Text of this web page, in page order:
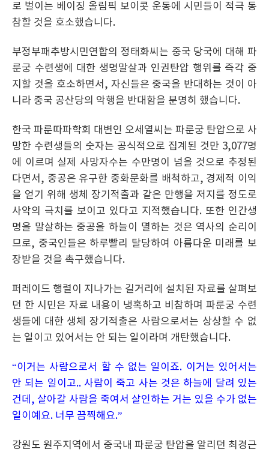
로 벌이는 베이징 올림픽 보이콧 운동에 시민들이 적극 동
참할 것을 호소했습니다.
부정부패추방시민연합의 정태화씨는 중국 당국에 대해 파
룬궁 수련생에 대한 생명말살과 인권탄압 행위를 즉각 중
지할 것을 호소하면서, 자신들은 중국을 반대하는 것이 아
니라 중국 공산당의 악행을 반대함을 분명히 했습니다.
한국 파룬따파학회 대변인 오세열씨는 파룬궁 탄압으로 사
망한 수련생들의 숫자는 공식적으로 집계된 것만 3,077명
에 이르며 실제 사망자수는 수만명이 넘을 것으로 추정된
다면서, 중공은 유구한 중화문화를 배척하고, 경제적 이익
을 얻기 위해 생체 장기적출과 같은 만행을 저지를 정도로
사악의 극치를 보이고 있다고 지적했습니다. 또한 인간생
명을 말살하는 중공을 하늘이 멸하는 것은 역사의 순리이
므로, 중국인들은 하루빨리 탈당하여 아름다운 미래를 보
장받을 것을 촉구했습니다.
퍼레이드 행렬이 지나가는 길거리에 설치된 자료를 살펴보
던 한 시민은 자료 내용이 냉혹하고 비참하며 파룬궁 수련
생들에 대한 생체 장기적출은 사람으로서는 상상할 수 없
는 일이고 있어서는 안 되는 일이라며 개탄했습니다.
“이거는 사람으로서 할 수 없는 일이죠. 이거는 있어서는
안 되는 일이고.. 사람이 죽고 사는 것은 하늘에 달려 있는
건데, 살아갈 사람을 죽여서 살인하는 거는 있을 수가 없는
일이예요. 너무 끔찍해요.”
강원도 원주지역에서 중국내 파룬궁 탄압을 알리던 최경근